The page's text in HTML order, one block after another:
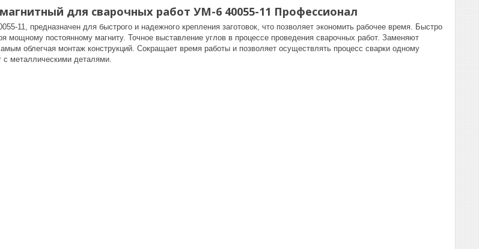
для сварочных работ УМ-6 40055-11 Профессионал
11, предназначен для быстрого и надежного крепления заготовок, что позволяет экономить рабочее время. Быстро
мощному постоянному магниту. Точное выставление углов в процессе проведения сварочных работ. Заменяют
облегчая монтаж конструкций. Сокращает время работы и позволяет осуществлять процесс сварки одному
металлическими деталями.